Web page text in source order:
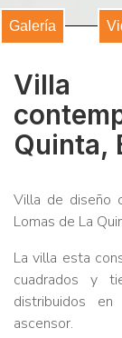
Galería
Quinta,
Villa de diseño
Lomas de La
La villa esta
cuadrados y
distribuidos
ascensor.